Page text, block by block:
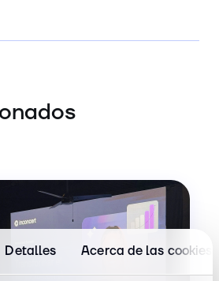
Detalles Acerca de las cookies